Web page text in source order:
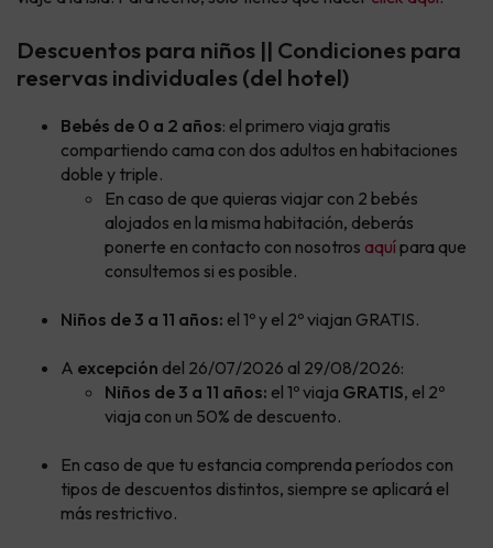
Descuentos para niños || Condiciones para
reservas individuales (del hotel)
Bebés de 0 a 2 años: el primero viaja gratis
compartiendo cama con dos adultos en habitaciones
doble y triple.
En caso de que quieras viajar con 2 bebés
alojados en la misma habitación, deberás
ponerte en contacto con nosotros aquípara que
consultemos si es posible.
Niños de 3 a 11 años: el 1º y el 2º viajan GRATIS.
A excepción del 26/07/2026 al 29/08/2026:
Niños de 3 a 11 años: el 1º viaja GRATIS, el 2º
viaja con un 50% de descuento.
En caso de que tu estancia comprenda períodos con
tipos de descuentos distintos, siempre se aplicará el
más restrictivo.